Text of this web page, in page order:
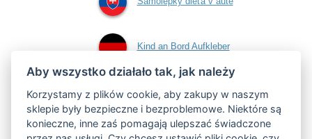
Kind an Bord Aufkleber
Naklejki dziecko w
aucie
Aby wszystko działało tak, jak należy
Korzystamy z plików cookie, aby zakupy w naszym
sklepie były bezpieczne i bezproblemowe. Niektóre są
konieczne, inne zaś pomagają ulepszać świadczone